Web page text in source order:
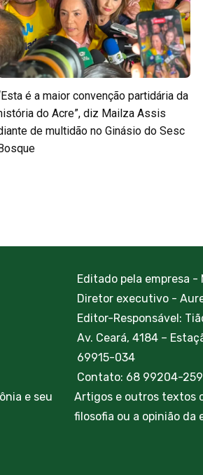
é a maior convenção partidária da
do Acre”, diz Mailza Assis
de multidão no Ginásio do Sesc
Editado pela empresa -
Diretor executivo -
Editor-Responsável:
Av. Ceará, 4184 –
69915-034
Contato: 68 99204-
e seu
Artigos e outros textos
filosofia ou a opinião da